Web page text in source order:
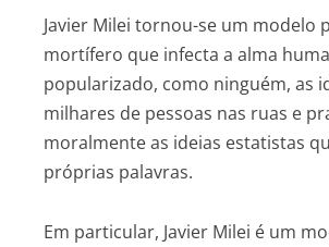
Javier Milei tornou-se um modelo
mortífero que infecta a alma
popularizado, como ninguém, as
milhares de pessoas nas ruas e
moralmente as ideias estatistas
próprias palavras.
Em particular, Javier Milei é um